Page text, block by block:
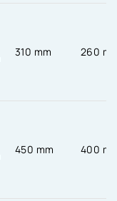
310 mm 260
450 mm 400